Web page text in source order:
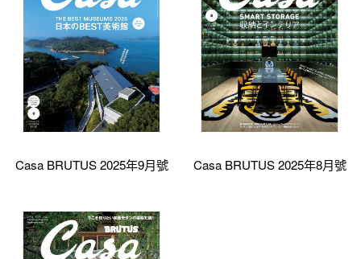
Casa BRUTUS 2025年9月號 Casa BRUTUS 2025年8月號